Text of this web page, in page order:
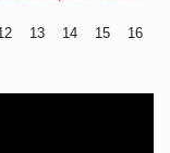
13 14 15
16